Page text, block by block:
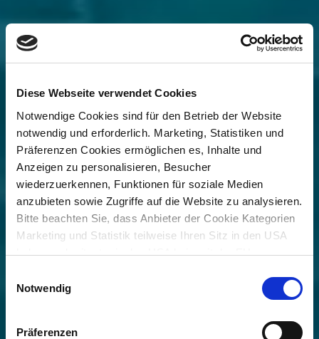
Diese Webseite verwendet Cookies
Notwendige Cookies sind für den Betrieb der Website
notwendig und erforderlich. Marketing, Statistiken und
Präferenzen Cookies ermöglichen es, Inhalte und
Anzeigen zu personalisieren, Besucher
wiederzuerkennen, Funktionen für soziale Medien
anzubieten sowie Zugriffe auf die Website zu analysieren.
Bitte beachten Sie, dass Anbieter der Cookie Kategorien
Marketing und Statistik teilweise Ihren Sitz in den USA
haben und mitunter in den USA kein mit der EU
gewährleistet werden kann. Für weitere Informationen
finden Sie hier.
Notwendig
Präferenzen